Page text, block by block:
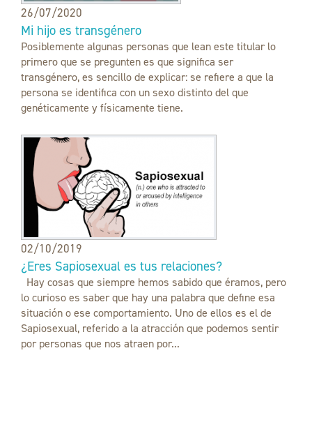
26/07/2020
Mi hijo es transgénero
Posiblemente algunas personas que lean este titular lo
primero que se pregunten es que significa ser
transgénero, es sencillo de explicar: se refiere a que la
persona se identifica con un sexo distinto del que
genéticamente y físicamente tiene.
02/10/2019
¿Eres Sapiosexual es tus relaciones?
Hay cosas que siempre hemos sabido que éramos, pero
lo curioso es saber que hay una palabra que define esa
situación o ese comportamiento. Uno de ellos es el de
Sapiosexual, referido a la atracción que podemos sentir
por personas que nos atraen por...